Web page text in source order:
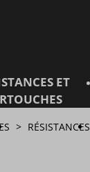
ET
RÉSISTANCES